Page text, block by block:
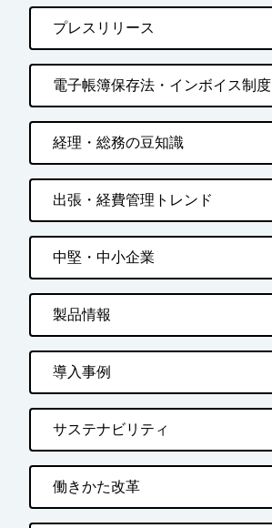
プレスリリース
電子帳簿保存法・インボイス制度
経理・総務の豆知識
出張・経費管理トレンド
中堅・中小企業
製品情報
導入事例
サステナビリティ
働きかた改革